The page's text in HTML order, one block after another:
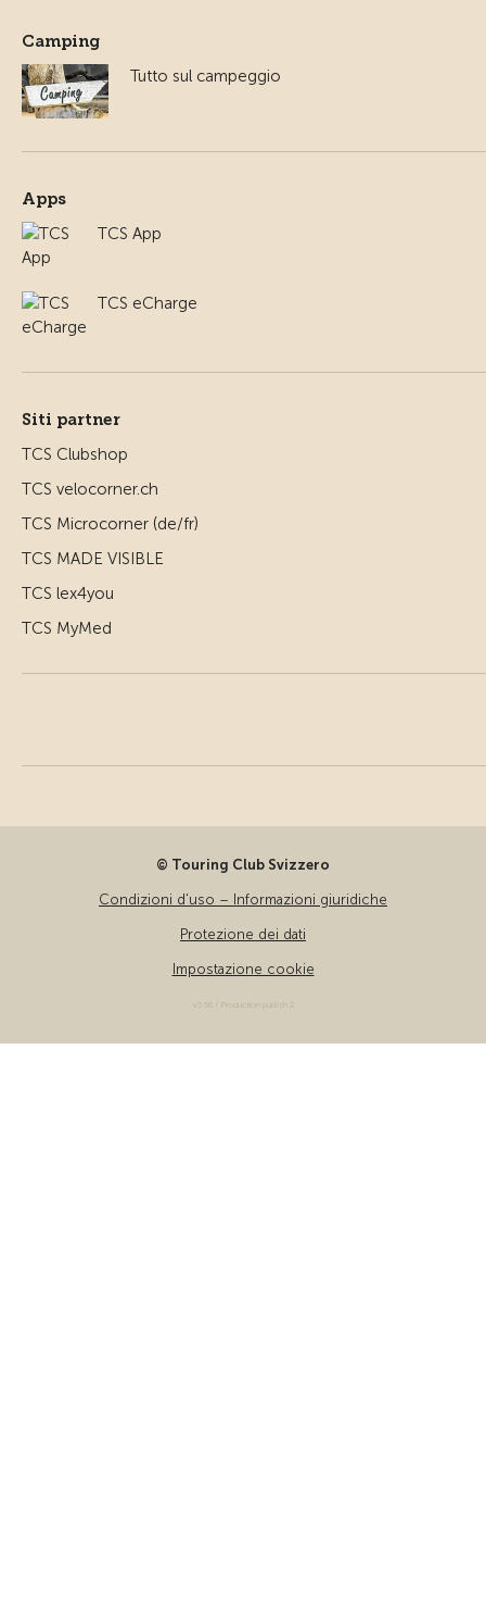
Camping
Tutto sul campeggio
Apps
TCS App
TCS eCharge
Siti partner
TCS Clubshop
TCS velocorner.ch
TCS Microcorner (de/fr)
TCS MADE VISIBLE
TCS lex4you
TCS MyMed
© Touring Club Svizzero
Condizioni d'uso – Informazioni giuridiche
Protezione dei dati
Impostazione cookie
v3.56 / Production publish 2